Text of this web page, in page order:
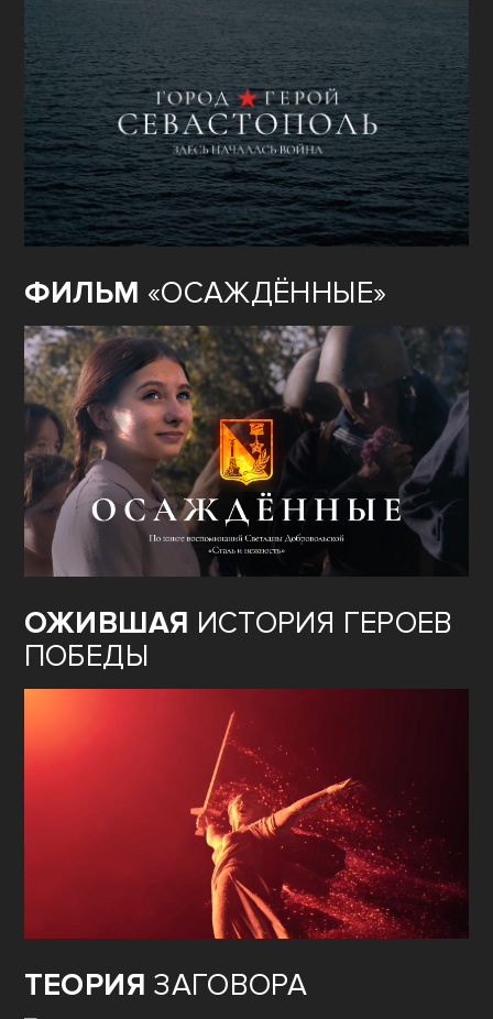
ФИЛЬМ «ОСАЖДЁННЫЕ»
ОЖИВШАЯ ИСТОРИЯ ГЕРОЕВ
ПОБЕДЫ
ТЕОРИЯ ЗАГОВОРА